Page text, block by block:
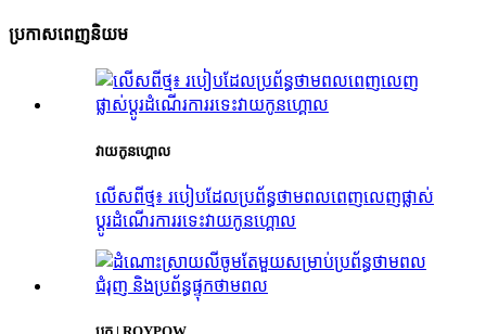
ប្រកាសពេញនិយម
វាយកូនហ្គោល
លើសពីថ្ម៖ របៀបដែលប្រព័ន្ធថាមពលពេញលេញផ្លាស់
ប្តូរដំណើរការរទេះវាយកូនហ្គោល